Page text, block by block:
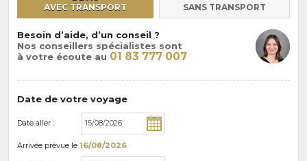
AVEC TRANSPORT
SANS TRANSPORT
Besoin d’aide, d’un conseil ?
Nos conseillers spécialistes sont
à votre écoute au 01 83 777 007
Date de votre voyage
Date aller :
Arrivée prévue le 16/08/2026